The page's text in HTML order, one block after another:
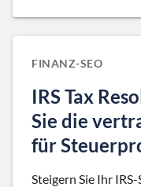
FINANZ-SEO
IRS Tax
Sie die
für
Steigern Sie Ihr